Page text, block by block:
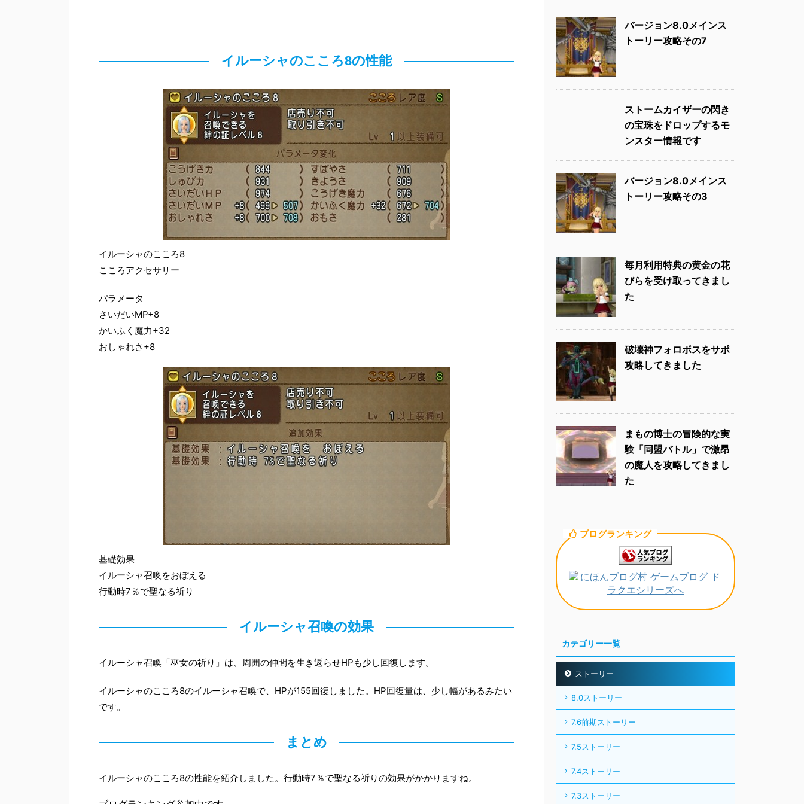
イルーシャのこころ8の性能
イルーシャのこころ8
こころアクセサリー
パラメータ
さいだいMP+8
かいふく魔力+32
おしゃれさ+8
基礎効果
イルーシャ召喚をおぼえる
行動時7％で聖なる祈り
イルーシャ召喚の効果
イルーシャ召喚「巫女の祈り」は、周囲の仲間を生き返らせHPも少し回復します。
イルーシャのこころ8のイルーシャ召喚で、HPが155回復しました。HP回復量は、少し幅があるみたい
です。
まとめ
イルーシャのこころ8の性能を紹介しました。行動時7％で聖なる祈りの効果がかかりますね。
バージョン8.0メインス
トーリー攻略その7
ストームカイザーの閃き
の宝珠をドロップするモ
ンスター情報です
バージョン8.0メインス
トーリー攻略その3
毎月利用特典の黄金の花
びらを受け取ってきまし
た
破壊神フォロボスをサポ
攻略してきました
まもの博士の冒険的な実
験「同盟バトル」で激昂
の魔人を攻略してきまし
た
ブログランキング
カテゴリー一覧
ストーリー
8.0ストーリー
7.6前期ストーリー
7.5ストーリー
7.4ストーリー
7.3ストーリー